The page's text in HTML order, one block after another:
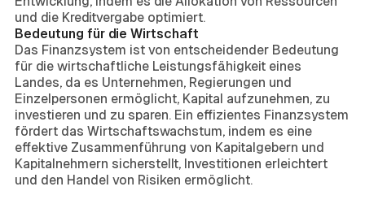
und die Kreditvergabe optimiert.
Bedeutung für die Wirtschaft
Das Finanzsystem ist von entscheidender Bedeutung
für die wirtschaftliche Leistungsfähigkeit eines
Landes, da es Unternehmen, Regierungen und
Einzelpersonen ermöglicht, Kapital aufzunehmen, zu
investieren und zu sparen. Ein effizientes Finanzsystem
fördert das Wirtschaftswachstum, indem es eine
effektive Zusammenführung von Kapitalgebern und
Kapitalnehmern sicherstellt, Investitionen erleichtert
und den Handel von Risiken ermöglicht.